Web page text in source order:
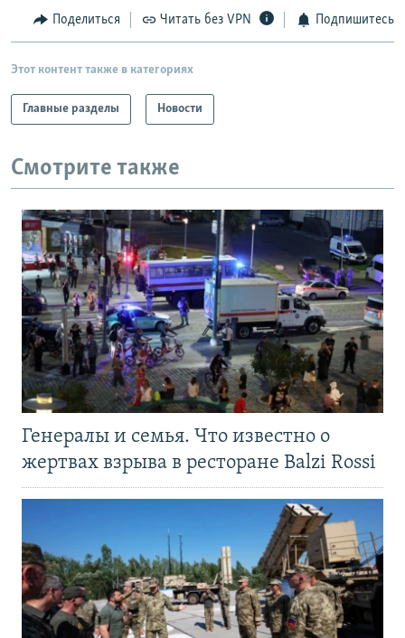
Все сайты РСЕ/РС
Поделиться Читать без VPN Подпишитесь
Этот контент также в категориях
Главные разделы Новости
Смотрите также
Генералы и семья. Что известно о
жертвах взрыва в ресторане Balzi Rossi